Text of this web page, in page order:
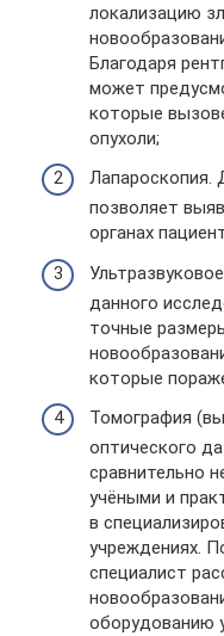
локализацию
Благодаря
может
которые
опухоли;
Лапароскопия.
позволяет
органах
данного
точные
которые
Томография
оптического
сравнительно
учёными и
в
учреждениях.
специалист
оборудованию